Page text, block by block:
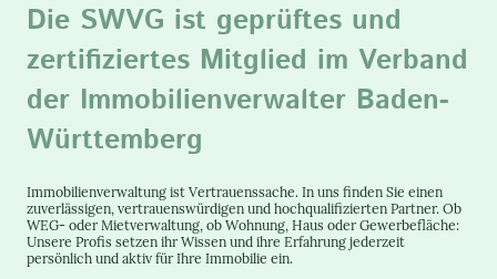
Die SWVG ist geprüftes und
zertifiziertes Mitglied im Verband
der Immobilienverwalter Baden-
Württemberg
Immobilienverwaltung ist Vertrauenssache. In uns finden Sie einen
zuverlässigen, vertrauenswürdigen und hochqualifizierten Partner. Ob
WEG- oder Mietverwaltung, ob Wohnung, Haus oder Gewerbefläche:
Unsere Profis setzen ihr Wissen und ihre Erfahrung jederzeit
persönlich und aktiv für Ihre Immobilie ein.